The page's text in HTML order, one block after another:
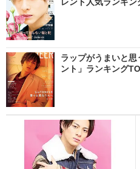
ラップがうまいと
ント」ランキング